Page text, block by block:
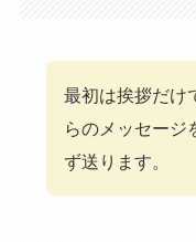
最初は挨拶だけ
らのメッセージ
ず送ります。